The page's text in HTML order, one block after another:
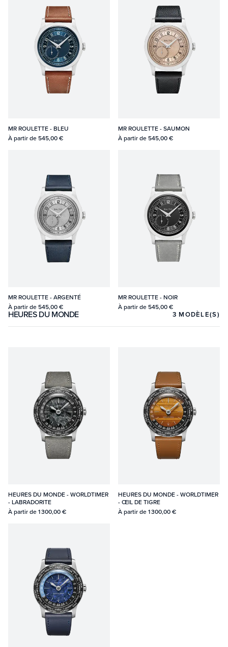
MR ROULETTE - BLEU
À partir de 545,00 €
MR ROULETTE - SAUMON
À partir de 545,00 €
MR ROULETTE - ARGENTÉ
À partir de 545,00 €
MR ROULETTE - NOIR
À partir de 545,00 €
HEURES DU MONDE 3 MODÈLE(S)
HEURES DU MONDE - WORLDTIMER
- LABRADORITE
À partir de1 300,00 €
HEURES DU MONDE - WORLDTIMER
- ŒIL DE TIGRE
À partir de1 300,00 €